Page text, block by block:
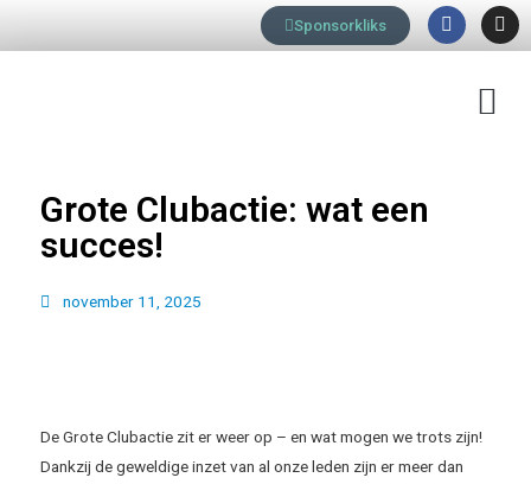
Sponsorkliks
F
a
c
I
n
s
Grote Clubactie: wat een
succes!
november 11, 2025
De Grote Clubactie zit er weer op – en wat mogen we trots zijn!
Dankzij de geweldige inzet van al onze leden zijn er meer dan